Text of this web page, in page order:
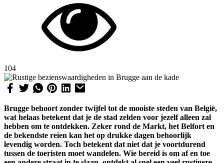
104
Brugge behoort zonder twijfel tot de mooiste steden van België,
wat helaas betekent dat je de stad zelden voor jezelf alleen zal
hebben om te ontdekken. Zeker rond de Markt, het Belfort en
de bekendste reien kan het op drukke dagen behoorlijk
levendig worden. Toch betekent dat niet dat je voortdurend
tussen de toeristen moet wandelen. Wie bereid is om af en toe